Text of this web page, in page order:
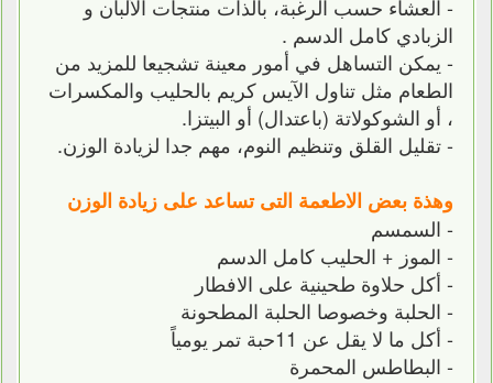
- العشاء حسب الرغبة، بالذات منتجات الألبان و
الزبادي كامل الدسم .
- يمكن التساهل في أمور معينة تشجيعا للمزيد من
الطعام مثل تناول الآيس كريم بالحليب والمكسرات
، أو الشوكولاتة (باعتدال) أو البيتزا.
- تقليل القلق وتنظيم النوم، مهم جدا لزيادة الوزن.
وهذة بعض الاطعمة التى تساعد على زيادة الوزن
- السمسم
- الموز + الحليب كامل الدسم
- أكل حلاوة طحينية على الافطار
- الحلبة وخصوصا الحلبة المطحونة
- أكل ما لا يقل عن 11حبة تمر يومياً
- البطاطس المحمرة